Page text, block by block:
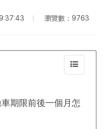
瀏覽數：9763
期限前後一個月怎